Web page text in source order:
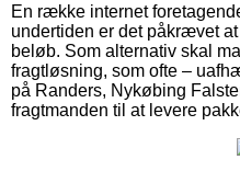
En række internet
undertiden er det påkrævet
beløb. Som alternativ skal
fragtløsning, som ofte –
på Randers, Nykøbing
fragtmanden til at levere